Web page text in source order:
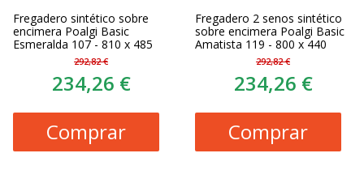
Fregadero sintético sobre
encimera Poalgi Basic
Esmeralda 107 - 810 x 485
292,82 €
234,26 €
Comprar
Fregadero 2 senos sintético
sobre encimera Poalgi Basic
Amatista 119 - 800 x 440
292,82 €
234,26 €
Comprar